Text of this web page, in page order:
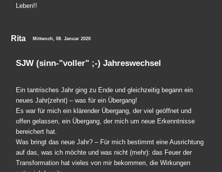
Leben!!
Rita Mittwoch, 08. Januar 2020
SJW (sinn-"voller" ;-) Jahreswechsel
Ein tantrisches Jahr ging zu Ende und gleichzeitig begann ein
neues Jahr(zehnt) – was für ein Übergang!
Es war für mich ein klärender Übergang, der viel geöffnet und
offen gelassen, ein Übergang, der mich um neue Erkenntnisse
bereichert hat.
Was bringt das neue Jahr? – Für mich bestimmt eine Ausrichtung
auf das, was ich möchte und was nicht (mehr): das Feuer der
Transformation hat vieles von mir bekommen, die Wirkungen